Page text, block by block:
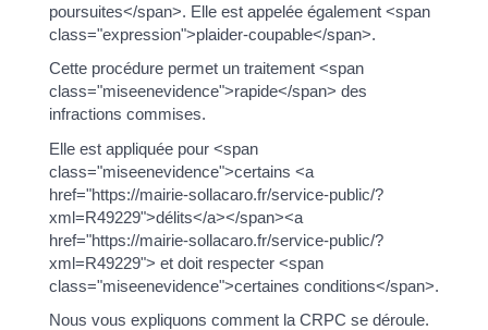
poursuites</span>. Elle est appelée également <span
class="expression">plaider-coupable</span>.
Cette procédure permet un traitement <span
class="miseenevidence">rapide</span> des
infractions commises.
Elle est appliquée pour <span
class="miseenevidence">certains <a
href="https://mairie-sollacaro.fr/service-public/?
xml=R49229">délits</a></span><a
href="https://mairie-sollacaro.fr/service-public/?
xml=R49229"> et doit respecter <span
class="miseenevidence">certaines conditions</span>.
Nous vous expliquons comment la CRPC se déroule.